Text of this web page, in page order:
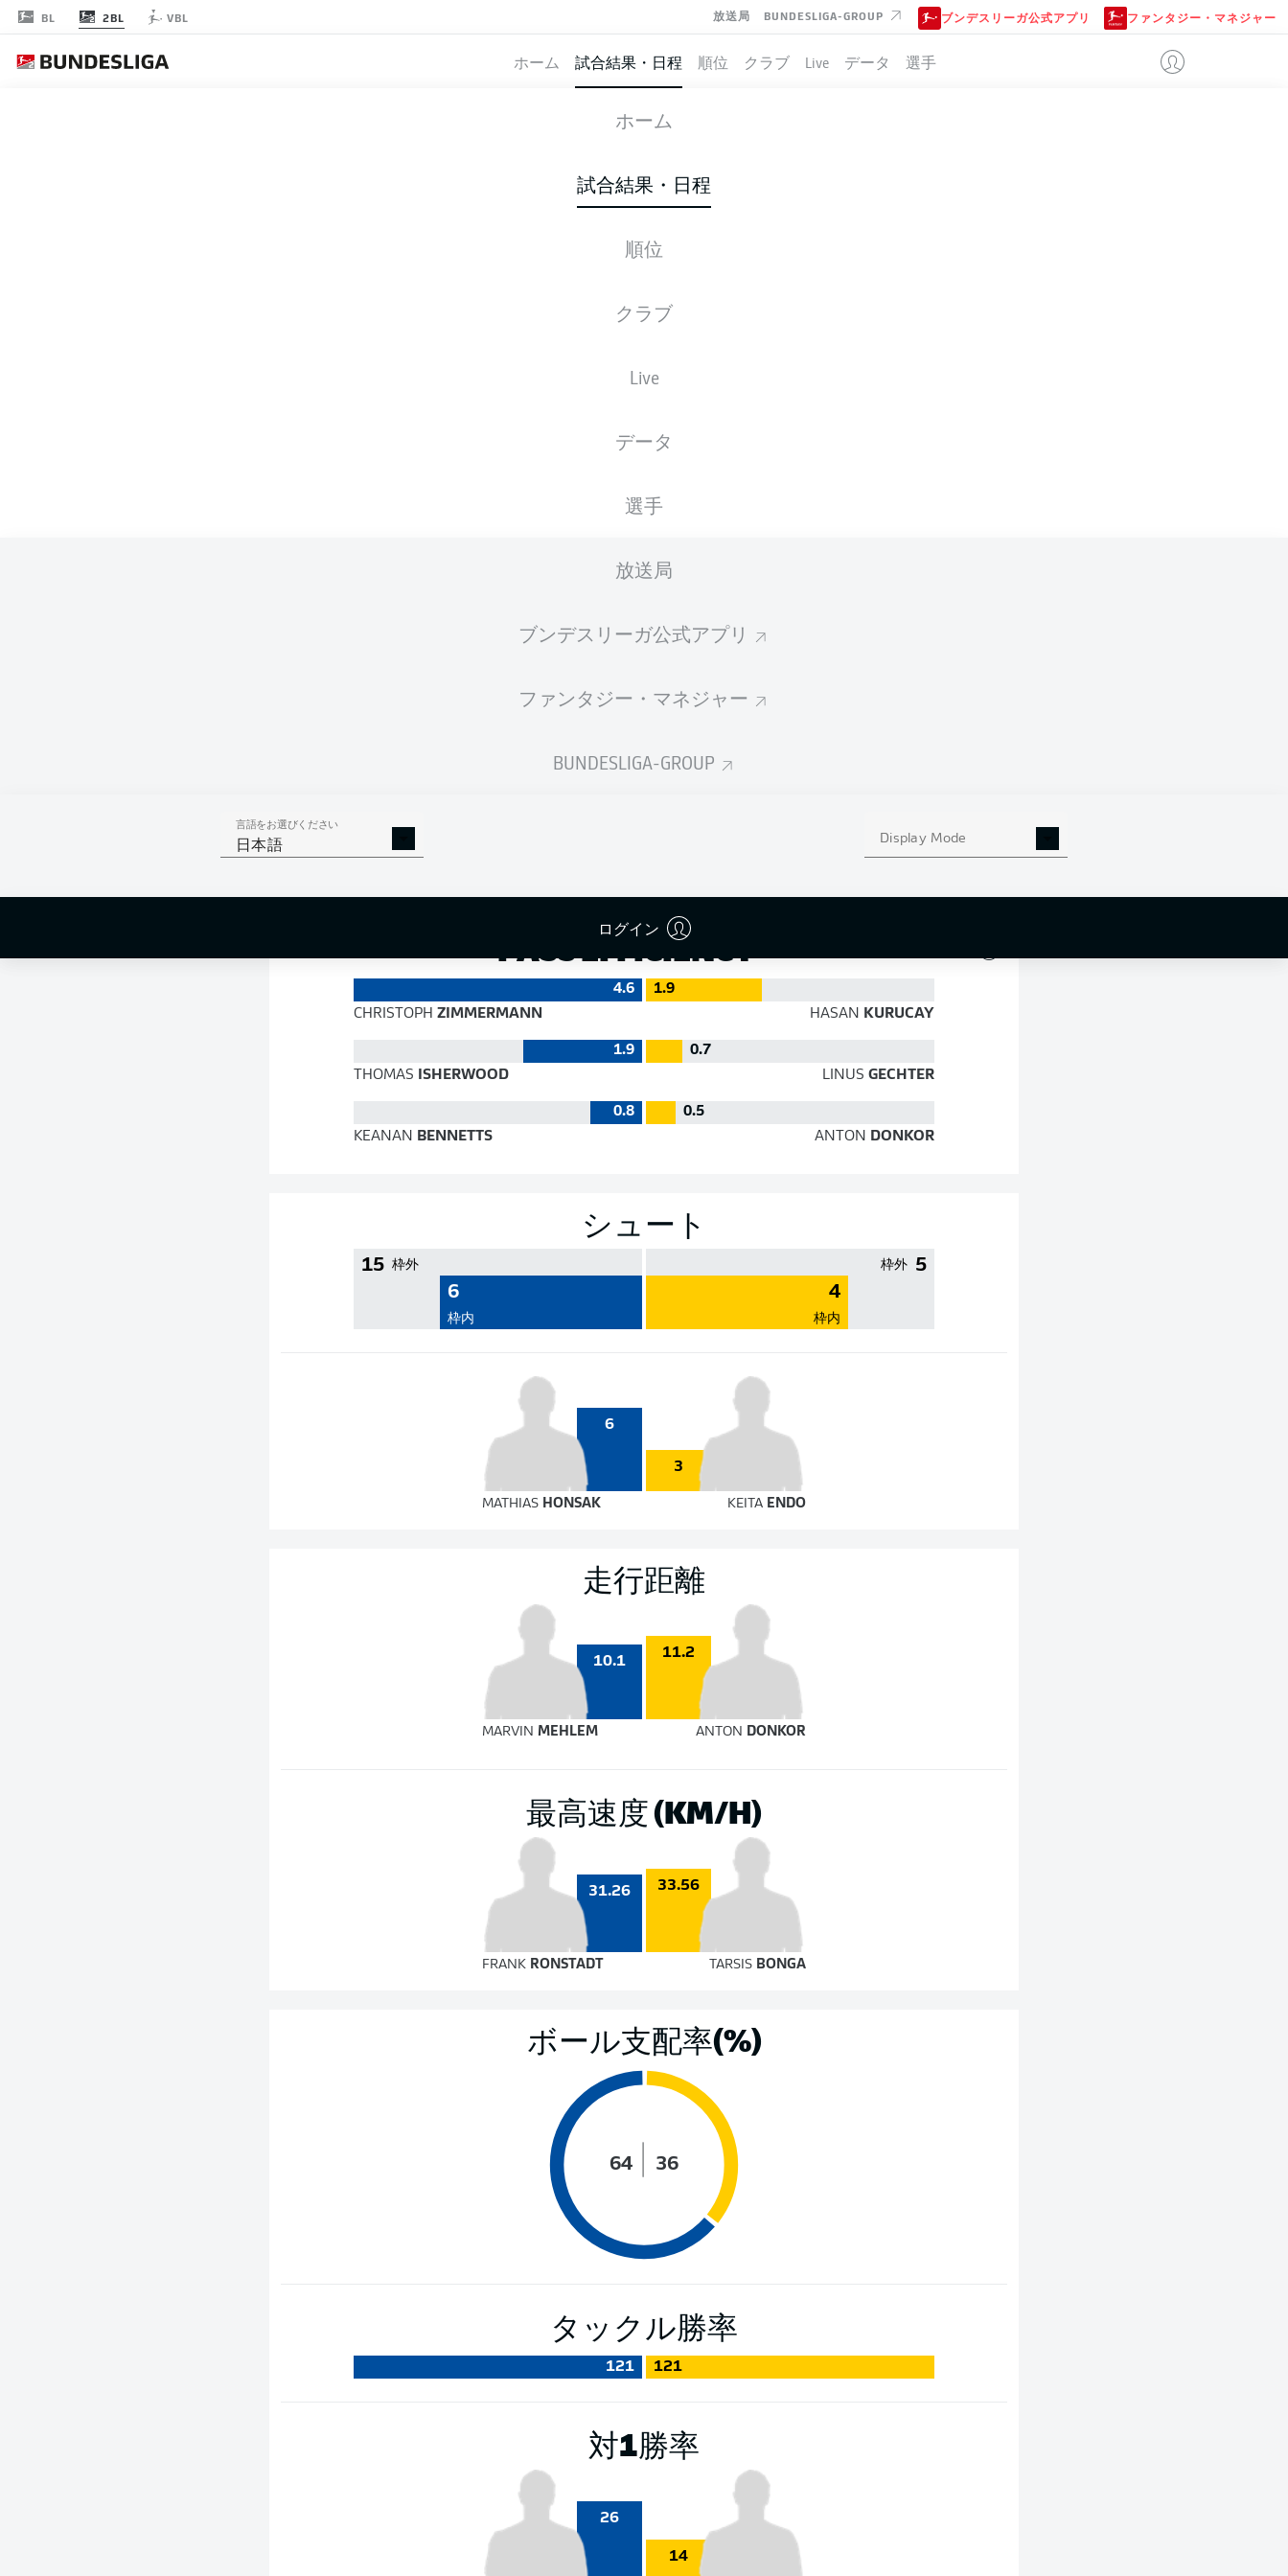
BL 2BL VBL 放送局 BUNDESLIGA-GROUP ブンデスリーガ公式アプリ ファンタジー・マネジャー
ホーム 試合結果・日程 順位 クラブ Live データ 選手
ホーム
試合結果・日程
順位
クラブ
Live
データ
選手
放送局
ブンデスリーガ公式アプリ
ファンタジー・マネジャー
BUNDESLIGA-GROUP
言語をお選びください
日本語 Display Mode
ログイン
DARMSTADT BRAUNSCHWEIG
2 1
スターティングメンバー
XGOALS
PASS EFFICIENCY
4.6
1.9
CHRISTOPH ZIMMERMANN HASAN KURUCAY
1.9
0.7
THOMAS ISHERWOOD LINUS GECHTER
0.8
0.5
KEANAN BENNETTS ANTON DONKOR
シュート
15 枠外
6
枠内
5
枠外
4
枠内
6
3
MATHIAS HONSAK KEITA ENDO
走行距離
10.1
11.2
MARVINMEHLEM ANTON DONKOR
最高速度 (KM/H)
31.26 33.56
FRANK RONSTADT TARSIS BONGA
ボール支配率(%)
64 36
タックル勝率
121 121
対1勝率
26
14